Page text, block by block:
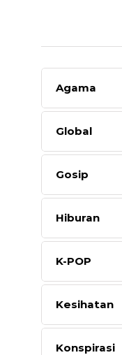
Agama
Global
Gosip
Hiburan
K-POP
Kesihatan
Konspirasi